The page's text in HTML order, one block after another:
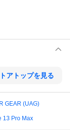
アトップを見る
GEAR (UAG)
13 Pro Max